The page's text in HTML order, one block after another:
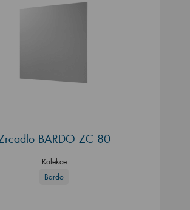
BARDO ZC 80
Kolekce
Bardo